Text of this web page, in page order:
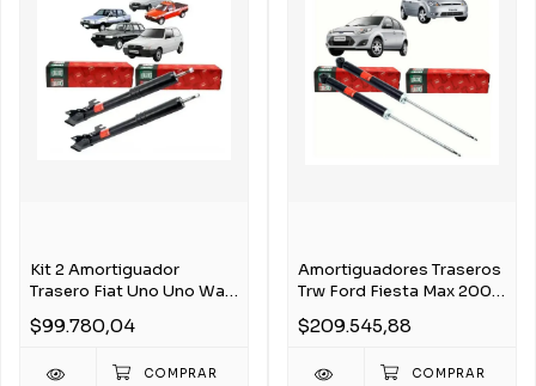
Kit 2 Amortiguador
Trasero Fiat Uno Uno Way
$99.780,04
Amortiguadores Traseros
Trw Ford Fiesta Max 2008
$209.545,88